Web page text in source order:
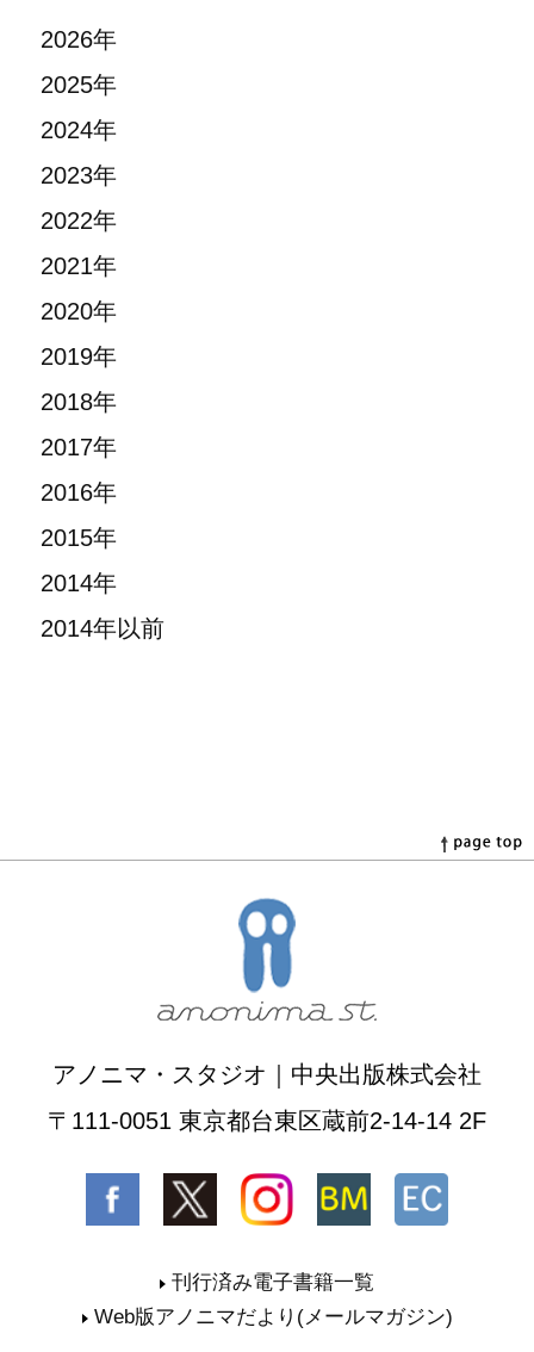
2026年
2025年
2024年
2023年
2022年
2021年
2020年
2019年
2018年
2017年
2016年
2015年
2014年
2014年以前
アノニマ・スタジオ｜中央出版株式会社
〒111-0051 東京都台東区蔵前2-14-14 2F
刊行済み電子書籍一覧
Web版アノニマだより(メールマガジン)